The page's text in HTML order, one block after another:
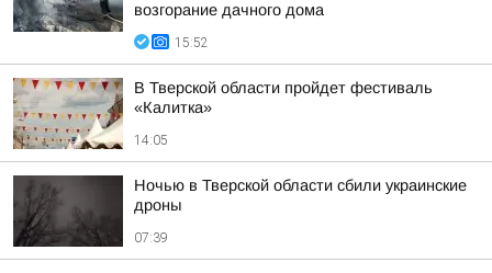
возгорание дачного дома
15:52
В Тверской области пройдет фестиваль
«Калитка»
14:05
Ночью в Тверской области сбили украинские
дроны
07:39